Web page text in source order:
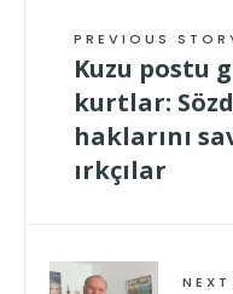
PREVIOUS
Kuzu postu
kurtlar:
haklarını
ırkçılar